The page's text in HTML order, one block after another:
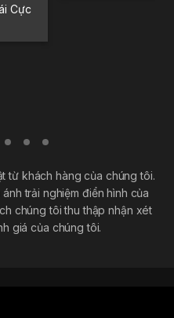
Cực
từ khách hàng của chúng tôi.
trải nghiệm điển hình của
chúng tôi thu thập nhận xét
giá của chúng tôi.